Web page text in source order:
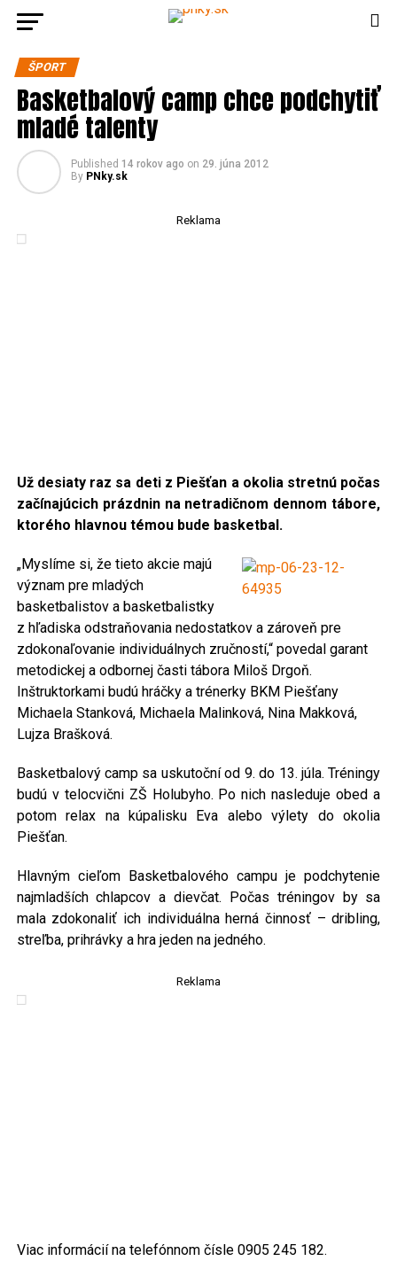
ŠPORT
Basketbalový camp chce podchytiť
mladé talenty
Published 14 rokov ago on 29. júna 2012
By PNky.sk
Reklama
Už desiaty raz sa deti z Piešťan a okolia stretnú počas
začínajúcich prázdnin na netradičnom dennom tábore,
ktorého hlavnou témou bude basketbal.
„Myslíme si, že tieto akcie majú
význam pre mladých
basketbalistov a basketbalistky
z hľadiska odstraňovania nedostatkov a zároveň pre
zdokonaľovanie individuálnych zručností,“ povedal garant
metodickej a odbornej časti tábora Miloš Drgoň.
Inštruktorkami budú hráčky a trénerky BKM Piešťany
Michaela Stanková, Michaela Malinková, Nina Makková,
Lujza Brašková.
Basketbalový camp sa uskutoční od 9. do 13. júla. Tréningy
budú v telocvični ZŠ Holubyho. Po nich nasleduje obed a
potom relax na kúpalisku Eva alebo výlety do okolia
Piešťan.
Hlavným cieľom Basketbalového campu je podchytenie
najmladších chlapcov a dievčat. Počas tréningov by sa
mala zdokonaliť ich individuálna herná činnosť – dribling,
streľba, prihrávky a hra jeden na jedného.
Reklama
Viac informácií na telefónnom čísle 0905 245 182.